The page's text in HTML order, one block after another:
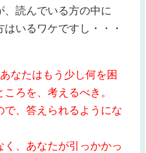
、読んでいる方の中に
いるワケですし・・・
なたはもう少し何を困
ろを、考えるべき。
で、答えられるようにな
、あなたが引っかかっ